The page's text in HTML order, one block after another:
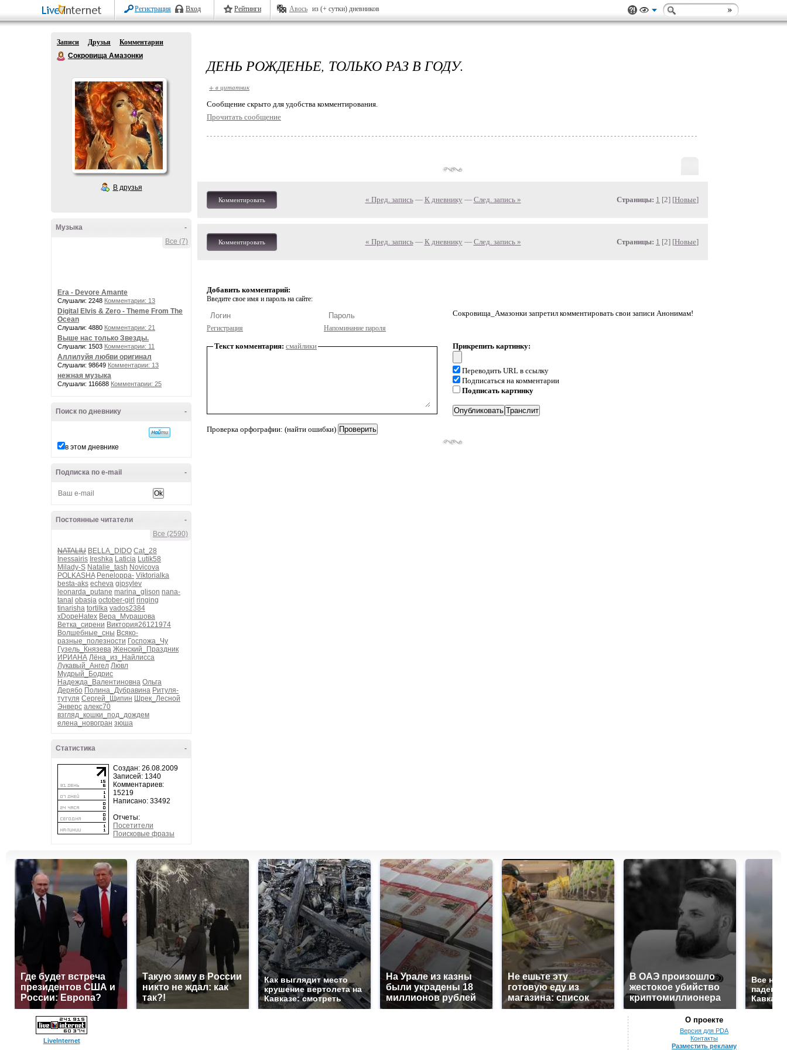
Регистрация Вход Рейтинги Авось из (+ сутки) дневников
Записи Друзья
Комментарии
Сокровища Амазонки
В друзья
-
Музыка
Все (7)
Era - Devore Amante
Слушали: 2248 Комментарии: 13
Digital Elvis & Zero - Theme From The
Ocean
Слушали: 4880 Комментарии: 21
Выше нас только Звезды.
Слушали: 1503 Комментарии: 11
Аллилуйя любви оригинал
Слушали: 98649 Комментарии: 13
нежная музыка
Слушали: 116688 Комментарии: 25
-
Поиск по дневнику
в этом дневнике
-
Подписка по e-mail
-
Постоянные читатели
Все (2590)
NATALIU BELLA_DIDO Cat_28
Inessairis Ireshka Laticia Lutik58
Milady-S Natalie_tash Novicova
POLKASHA Peneloppa- Viktorialka
besta-aks echeva gipsylev
leonarda_putane marina_glison nana-
tanal obasja october-girl ringing
tinarisha tortilka vados2384
xDopeHatex Вера_Мурашова
Ветка_сирени Виктория26121974
Волшебные_сны Всяко-
разные_полезности Госпожа_Чу
Гузель_Князева Женский_Праздник
ИРИАНА Лёна_из_Найлисса
Лукавый_Ангел Лювл
Мудрый_Бодрис
Надежда_Валентиновна Ольга
Дерябо Полина_Дубравина Ритуля-
тутуля Сергей_Щипин Шрек_Лесной
Энверс алекс70
взгляд_кошки_под_дождем
елена_новогран зюша
-
Статистика
Создан: 26.08.2009
Записей: 1340
Комментариев:
15219
Написано: 33492
Отчеты:
Посетители
Поисковые фразы
ДЕНЬ РОЖДЕНЬЕ, ТОЛЬКО РАЗ В ГОДУ.
+ в цитатник
Cообщение скрыто для удобства комментирования.
Прочитать сообщение
Комментировать « Пред. запись— К дневнику — След. запись » Страницы: 1 [2] [Новые]
Комментировать « Пред. запись— К дневнику — След. запись » Страницы: 1 [2] [Новые]
Добавить комментарий:
Введите свое имя и пароль на сайте:
Регистрация Напоминание пароля
Сокровища_Амазонки запретил комментировать свои записи Анонимам!
Текст комментария: смайлики
Проверка орфографии: (найти ошибки)
Прикрепить картинку:
Переводить URL в ссылку
Подписаться на комментарии
Подписать картинку
Где будет встреча
президентов США и
России: Европа?
Такую зиму в России
никто не ждал: как
так?!
Как выглядит место
крушение вертолета на
Кавказе: смотреть
На Урале из казны
были украдены 18
миллионов рублей
Не ешьте эту
готовую еду из
магазина: список
В ОАЭ произошло
жестокое убийство
криптомиллионера
Все
LiveInternet
О проекте
Версия для PDA
Контакты
Разместить рекламу